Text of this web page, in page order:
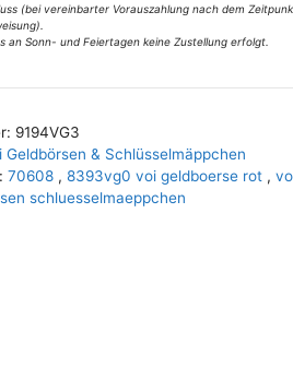
(bei vereinbarter Vorauszahlung nach dem
an Sonn- und Feiertagen keine Zustellung erfolgt.
9194VG3
Geldbörsen & Schlüsselmäppchen
70608 ,8393vg0 voi geldboerse rot ,
schluesselmaeppchen